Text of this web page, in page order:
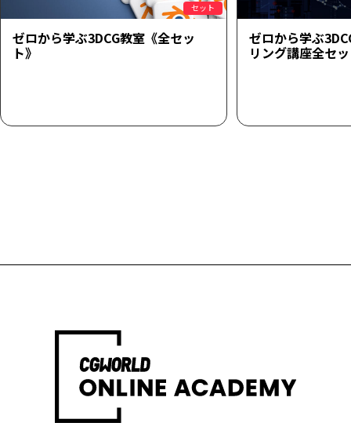
セット
ゼロから学ぶ3DCG教室《全セッ
ト》
ゼロから学ぶ
リング講座全セ